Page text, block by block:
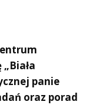
panie
oraz porad